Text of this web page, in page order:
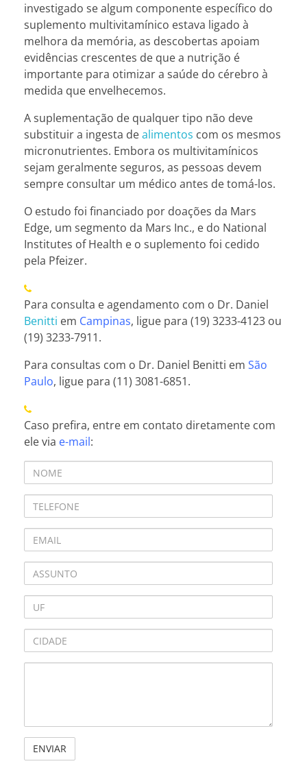
investigado se algum componente específico do
suplemento multivitamínico estava ligado à
melhora da memória, as descobertas apoiam
evidências crescentes de que a nutrição é
importante para otimizar a saúde do cérebro à
medida que envelhecemos.
A suplementação de qualquer tipo não deve
substituir a ingesta dealimentos com os mesmos
micronutrientes. Embora os multivitamínicos
sejam geralmente seguros, as pessoas devem
sempre consultar um médico antes de tomá-los.
O estudo foi financiado por doações da Mars
Edge, um segmento da Mars Inc., e do National
Institutes of Health e o suplemento foi cedido
pela Pfeizer.
Para consulta e agendamento com o Dr. Daniel
Benitti em Campinas, ligue para (19) 3233-4123 ou
(19) 3233-7911.
Para consultas com o Dr. Daniel Benitti em São
Paulo, ligue para (11) 3081-6851.
Caso prefira, entre em contato diretamente com
ele via e-mail: